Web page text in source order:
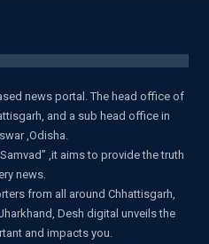
news portal. The head office of
and a sub head office in
,Odisha.
,it aims to provide the truth
news.
from all around Chhattisgarh,
Desh digital unveils the
and impacts you.